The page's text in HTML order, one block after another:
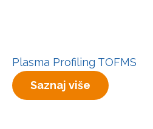
Plasma Profiling TOFMS
Saznaj više